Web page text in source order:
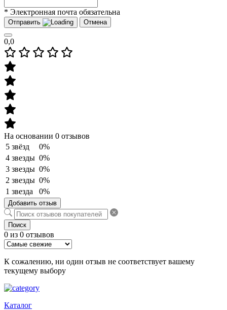
* Электронная почта обязательна
Отправить Отмена
0,0
На основании 0 отзывов
5 звёзд
0%
4 звезды 0%
3 звезды 0%
2 звезды 0%
1 звезда
0%
Добавить отзыв
Поиск
0 из 0 отзывов
К сожалению, ни один отзыв не соответствует вашему
текущему выбору
Каталог